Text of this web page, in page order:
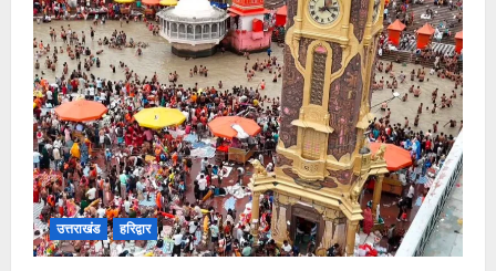
उत्तराखंड हरिद्वार